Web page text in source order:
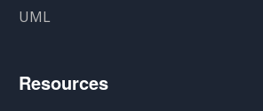
UML
Resources